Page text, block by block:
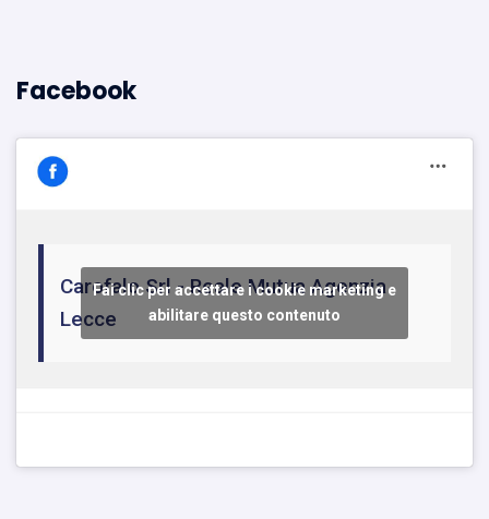
Facebook
Carofalo Srl - Reale Mutua Agenzia
Lecce
Fai clic per accettare i cookie marketing e
abilitare questo contenuto